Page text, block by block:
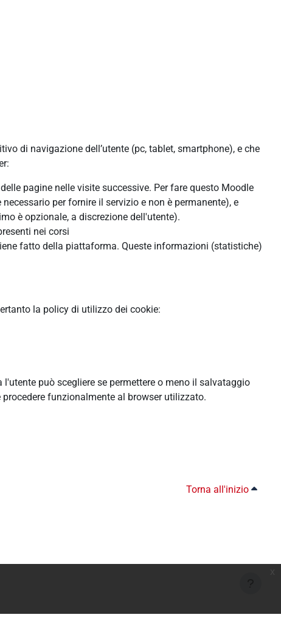
di navigazione dell’utente (pc, tablet, smartphone), e che
pagine nelle visite successive. Per fare questo Moodle
per fornire il servizio e non è permanente), e
è opzionale, a discrezione dell'utente).
nei corsi
fatto della piattaforma. Queste informazioni (statistiche)
la policy di utilizzo dei cookie:
può scegliere se permettere o meno il salvataggio
funzionalmente al browser utilizzato.
Torna all'inizio